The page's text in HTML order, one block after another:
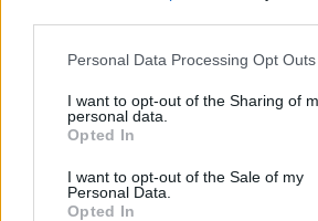
Personal Data Processing Opt Outs
I want to opt-out of the Sharing of
personal data.
Opted In
I want to opt-out of the Sale of my
Personal Data.
Opted In
Emanuela Meucci
LAVORO E WELFARE
L'Inps presenta i risultati
Emanuela Meucci